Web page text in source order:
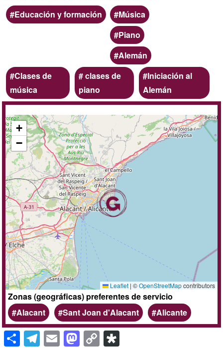
Ámbito
Educación y formación Categoria
Música
Piano
Alemán
Palabras
clave
Clases de
música
clases de
piano
Iniciación al
Alemán
A
domicilio
/
online
+
−
Leaflet | ©OpenStreetMapcontributors
Zonas (geográficas) preferentes de servicio
Alacant
Sant Joan d'Alacant Alicante
S
h
T
el
E
m
M
a
C
o
Di